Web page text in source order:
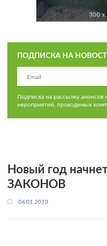
ПОДПИСКА НА
Подписка на рассылку анонсов
мероприятий, проводимых
Новый год
ЗАКОНОВ
06.01.2010